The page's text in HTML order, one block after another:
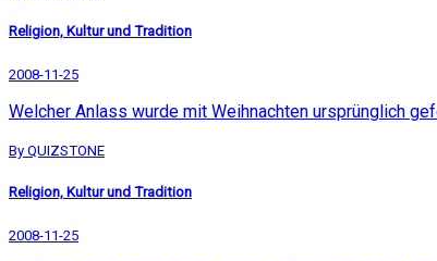
Religion, Kultur und Tradition
2008-11-25
Welcher Anlass wurde mit Weihnachten ursprünglich
By QUIZSTONE
Religion, Kultur und Tradition
2008-11-25